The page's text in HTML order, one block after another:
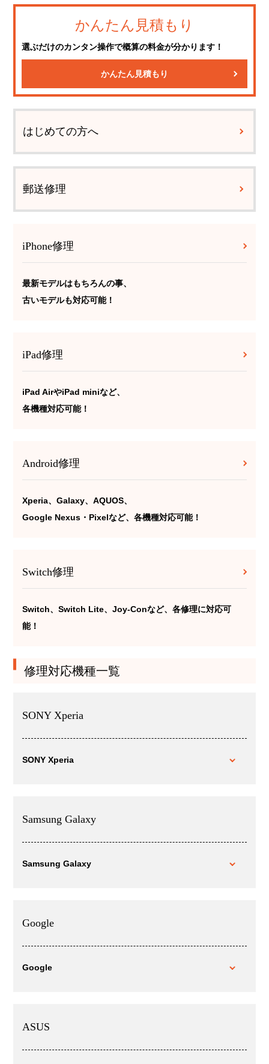
かんたん見積もり
選ぶだけのカンタン操作で概算の料金が分かります！
かんたん見積もり
はじめての方へ
郵送修理
iPhone修理
最新モデルはもちろんの事、
古いモデルも対応可能！
iPad修理
iPad AirやiPad miniなど、
各機種対応可能！
Android修理
Xperia、Galaxy、AQUOS、
Google Nexus・Pixelなど、各機種対応可能！
Switch修理
Switch、Switch Lite、Joy-Conなど、各修理に対応可
能！
修理対応機種一覧
SONY Xperia
SONY Xperia
Samsung Galaxy
Samsung Galaxy
Google
Google
ASUS